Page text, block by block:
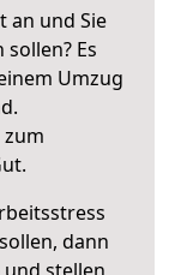
an und Sie
Es
Umzug
dann